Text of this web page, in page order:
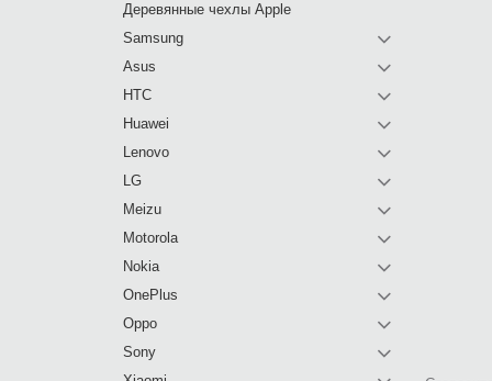
Деревянные чехлы Apple
Samsung
Asus
HTC
Huawei
Lenovo
LG
Meizu
Motorola
Nokia
OnePlus
Oppo
Sony